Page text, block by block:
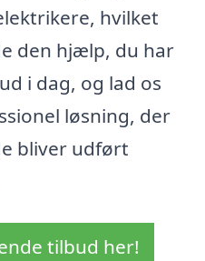
hvilket
den hjælp, du har
i dag, og lad os
løsning, der
bliver udført
tilbud her!